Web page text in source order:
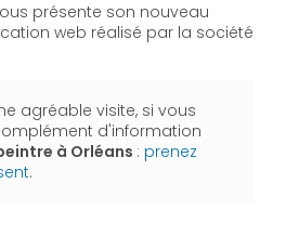
présente son nouveau
web réalisé par la société
agréable visite, si vous
d'information
à Orléans : prenez
.